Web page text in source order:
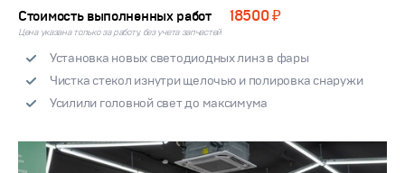
Стоимость выполненных работ 18500 ₽
Цена указана только за работу, без учета запчастей
Установка новых светодиодных линз в фары
Чистка стекол изнутри щелочью и полировка снаружи
Усилили головной свет до максимума